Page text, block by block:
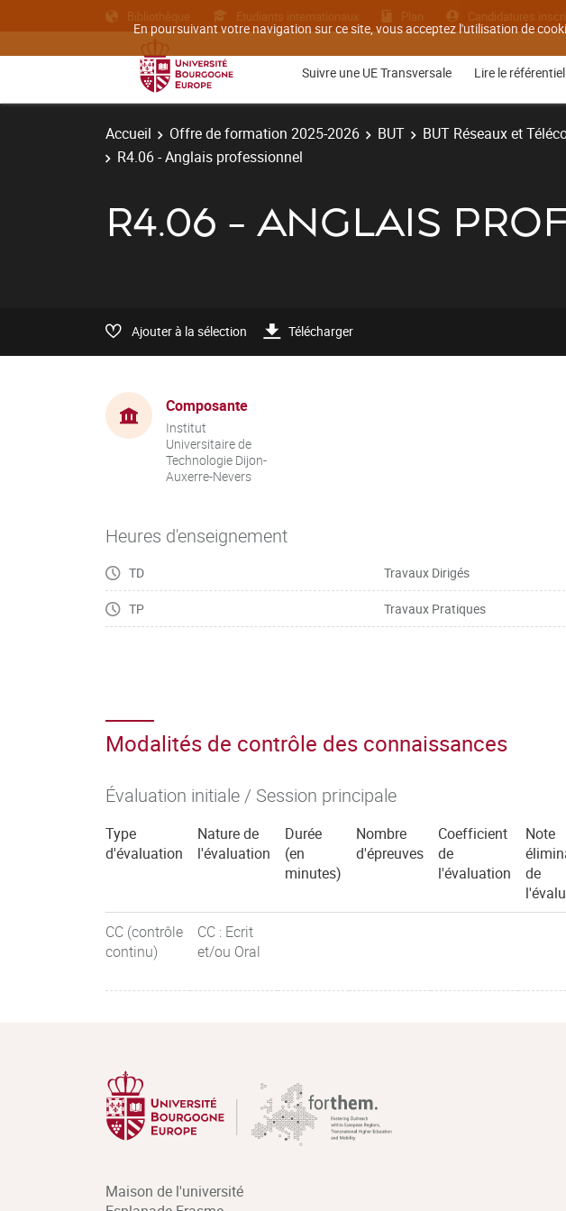
En poursuivant votre navigation sur ce site, vous acceptez l'utilisation de
Bibliothèque Etudiants internationaux Plan Candidatures
Suivre une UE Transversale Lire le
Accueil Offre de formation 2025-2026 BUT BUT Réseaux et
R4.06 - Anglais professionnel
R4.06 - ANGLAIS
Ajouter à la sélection Télécharger
Composante
Institut
Universitaire de
Technologie Dijon-
Auxerre-Nevers
Heures d'enseignement
TD Travaux Dirigés
TP Travaux Pratiques
Modalités de contrôle des connaissances
Évaluation initiale / Session principale
Type
d'évaluation
Nature de
l'évaluation
Durée
(en
minutes)
Nombre
d'épreuves
Coefficient
de
l'évaluation
Note
de
CC (contrôle
continu)
CC : Ecrit
et/ou Oral
Maison de l'université